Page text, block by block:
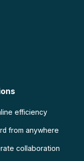
efficiency
from anywhere
collaboration